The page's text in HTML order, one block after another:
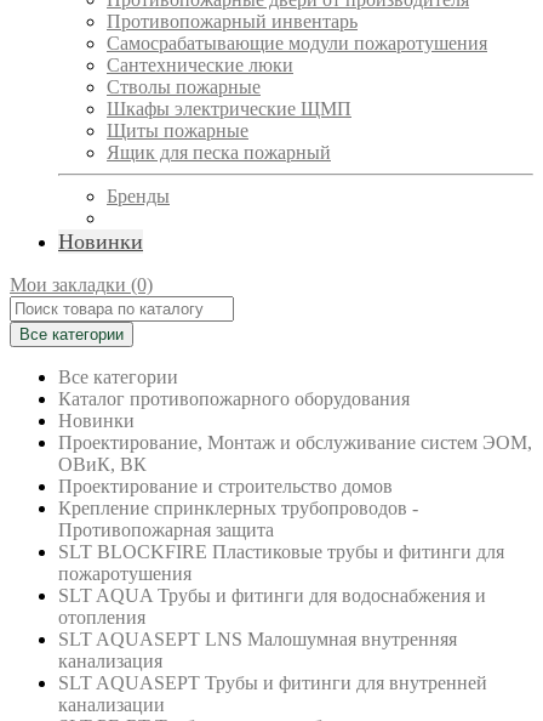
Противопожарный инвентарь
Самосрабатывающие модули пожаротушения
Сантехнические люки
Стволы пожарные
Шкафы электрические ЩМП
Щиты пожарные
Ящик для песка пожарный
Бренды
Новинки
Мои закладки (0)
Все категории
Все категории
Каталог противопожарного оборудования
Новинки
Проектирование, Монтаж и обслуживание систем ЭОМ,
ОВиК, ВК
Проектирование и строительство домов
Крепление спринклерных трубопроводов -
Противопожарная защита
SLT BLOCKFIRE Пластиковые трубы и фитинги для
пожаротушения
SLT AQUA Трубы и фитинги для водоснабжения и
отопления
SLT AQUASEPT LNS Малошумная внутренняя
канализация
SLT AQUASEPT Трубы и фитинги для внутренней
канализации